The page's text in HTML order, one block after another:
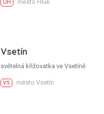
UH město Hluk
Vsetín
světelná křižovatka ve Vsetíně
VS město Vsetín